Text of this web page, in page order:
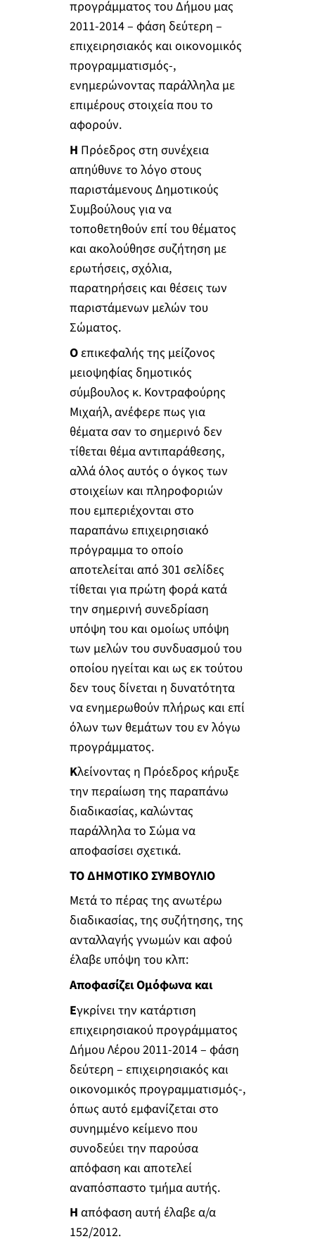
προγράμματος του Δήμου μας
2011-2014 – φάση δεύτερη –
επιχειρησιακός και οικονομικός
προγραμματισμός-,
ενημερώνοντας παράλληλα με
επιμέρους στοιχεία που το
αφορούν.
Η Πρόεδρος στη συνέχεια
απηύθυνε το λόγο στους
παριστάμενους Δημοτικούς
Συμβούλους για να
τοποθετηθούν επί του θέματος
και ακολούθησε συζήτηση με
ερωτήσεις, σχόλια,
παρατηρήσεις και θέσεις των
παριστάμενων μελών του
Σώματος.
Οεπικεφαλής της μείζονος
μειοψηφίας δημοτικός
σύμβουλος κ. Κοντραφούρης
Μιχαήλ, ανέφερε πως για
θέματα σαν το σημερινό δεν
τίθεται θέμα αντιπαράθεσης,
αλλά όλος αυτός ο όγκος των
στοιχείων και πληροφοριών
που εμπεριέχονται στο
παραπάνω επιχειρησιακό
πρόγραμμα το οποίο
αποτελείται από 301 σελίδες
τίθεται για πρώτη φορά κατά
την σημερινή συνεδρίαση
υπόψη του και ομοίως υπόψη
των μελών του συνδυασμού του
οποίου ηγείται και ως εκ τούτου
δεν τους δίνεται η δυνατότητα
να ενημερωθούν πλήρως και επί
όλων των θεμάτων του εν λόγω
προγράμματος.
Κλείνοντας η Πρόεδρος κήρυξε
την περαίωση της παραπάνω
διαδικασίας, καλώντας
παράλληλα το Σώμα να
αποφασίσει σχετικά.
ΤΟ ΔΗΜΟΤΙΚΟ ΣΥΜΒΟΥΛΙΟ
Μετά το πέρας της ανωτέρω
διαδικασίας, της συζήτησης, της
ανταλλαγής γνωμών και αφού
έλαβε υπόψη του κλπ:
Αποφασίζει Ομόφωνα και
Εγκρίνει την κατάρτιση
επιχειρησιακού προγράμματος
Δήμου Λέρου 2011-2014 – φάση
δεύτερη – επιχειρησιακός και
οικονομικός προγραμματισμός-,
όπως αυτό εμφανίζεται στο
συνημμένο κείμενο που
συνοδεύει την παρούσα
απόφαση και αποτελεί
αναπόσπαστο τμήμα αυτής.
Η απόφαση αυτή έλαβε α/α
152/2012.